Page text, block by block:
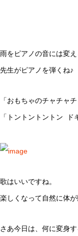
雨をピアノの音には変え
先生がピアノを弾くね♪
「おもちゃのチャチャチ
「トントントントン ド
歌はいいですね。
楽しくなって自然に体が
さあ今日は、何に変身